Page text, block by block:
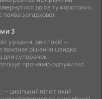
до світу жорстоких
поява загадкової
3
у родині, де спокій —
важливе рішення швидко
для суперечок і
про намір одружитися,
— цивільний пілот, який